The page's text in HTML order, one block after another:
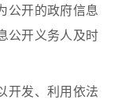
公开的政府信息
公开义务人及时
开发、利用依法